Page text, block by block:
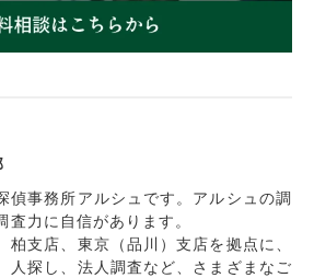
偵事務所アルシュです。アルシュの調
力に自信があります。
柏支店、東京（品川）支店を拠点に、
人探し、法人調査など、さまざまなご